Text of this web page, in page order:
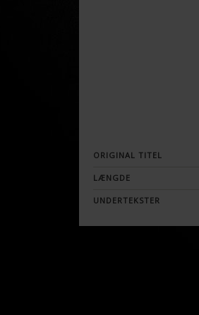
ORIGINAL TITEL
LÆNGDE
UNDERTEKSTER